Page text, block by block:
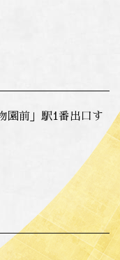
園前」駅1番出口す